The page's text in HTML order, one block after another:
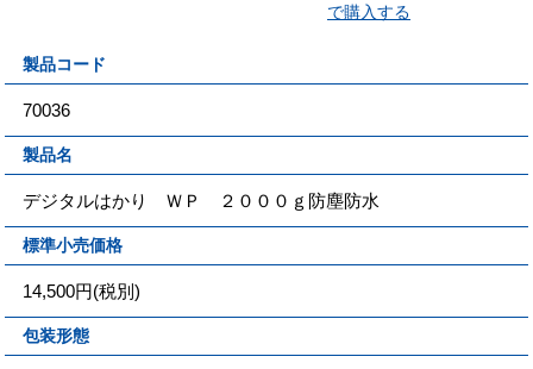
製品コード
70036
製品名
デジタルはかり ＷＰ ２０００ｇ防塵防水
標準小売価格
14,500円(税別)
包装形態